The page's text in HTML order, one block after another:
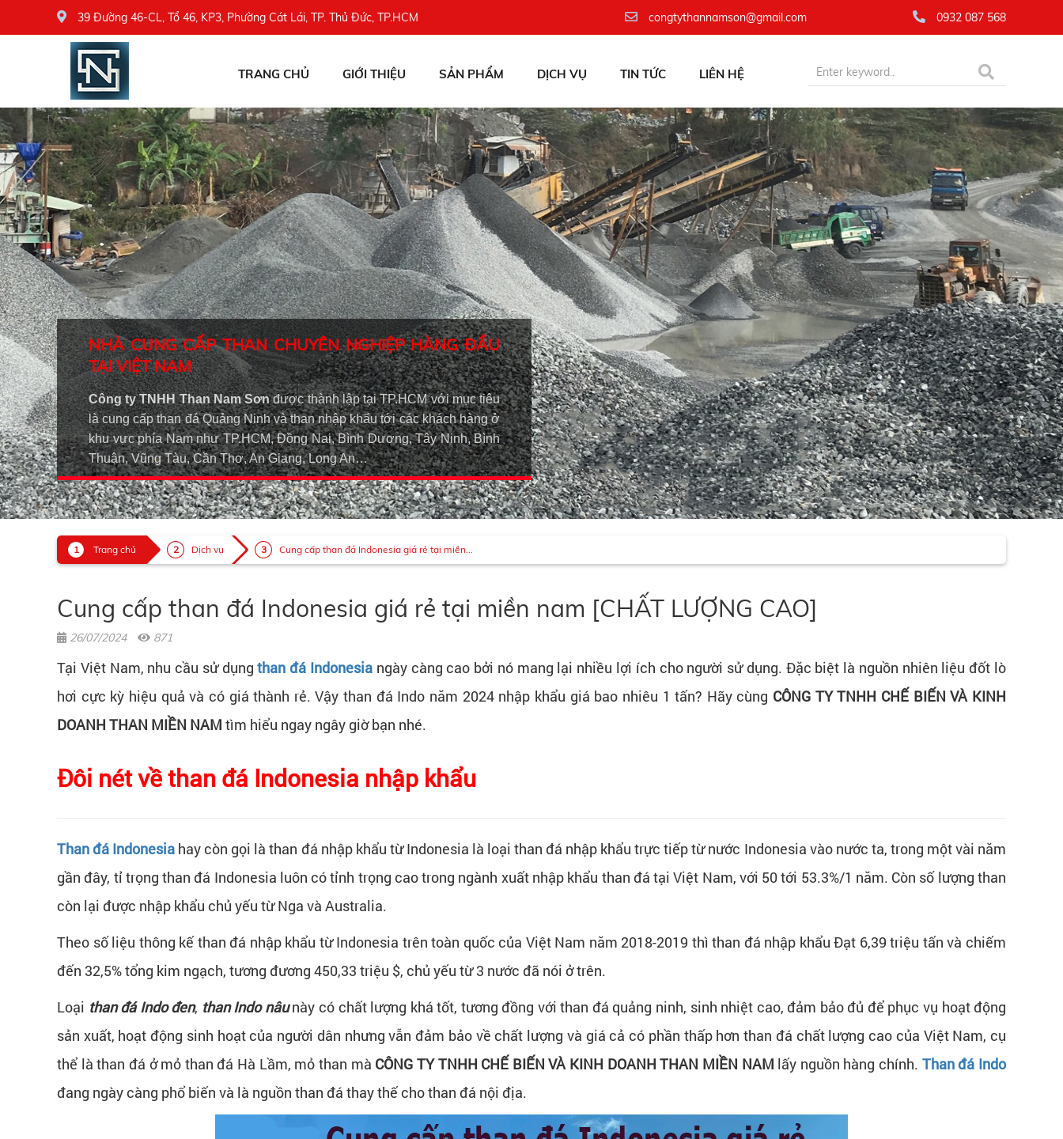
39 Đường 46-CL, Tổ 46, KP3, Phường Cát Lái, TP. Thủ Đức, TP.HCM congtythannamson@gmail.com 0932 087 568
TRANG CHỦ GIỚI THIỆU SẢN PHẨM DỊCH VỤ TIN TỨC LIÊN HỆ
NHÀ CUNG CẤP THAN CHUYÊN NGHIỆP HÀNG ĐẦU
TẠI VIỆT NAM
Công ty TNHH Than Nam Sơnđược thành lập tại TP.HCM với mục tiêu
là cung cấp than đá Quảng Ninh và than nhập khẩu tới các khách hàng ở
khu vực phía Nam như TP.HCM, Đồng Nai, Bình Dương, Tây Ninh, Bình
Thuận, Vũng Tàu, Cần Thơ, An Giang, Long An…
Trang chủ Dịch vụ Cung cấp than đá Indonesia giá rẻ tại miền...
Cung cấp than đá Indonesia giá rẻ tại miền nam [CHẤT LƯỢNG CAO]
26/07/2024 871
Tại Việt Nam, nhu cầu sử dụngthan đá Indonesiangày càng cao bởi nó mang lại nhiều lợi ích cho người sử dụng. Đặc biệt là nguồn nhiên liệu đốt lò
hơi cực kỳ hiệu quả và có giá thành rẻ. Vậy than đá Indo năm 2024 nhập khẩu giá bao nhiêu 1 tấn? Hãy cùng CÔNG TY TNHH CHẾ BIẾN VÀ KINH
DOANH THAN MIỀN NAM tìm hiểu ngay ngây giờ bạn nhé.
Đôi nét về than đá Indonesia nhập khẩu
Than đá Indonesia hay còn gọi là than đá nhập khẩu từ Indonesia là loại than đá nhập khẩu trực tiếp từ nước Indonesia vào nước ta, trong một vài năm
gần đây, tỉ trọng than đá Indonesia luôn có tỉnh trọng cao trong ngành xuất nhập khẩu than đá tại Việt Nam, với 50 tới 53.3%/1 năm. Còn số lượng than
còn lại được nhập khẩu chủ yếu từ Nga và Australia.
Theo số liệu thông kế than đá nhập khẩu từ Indonesia trên toàn quốc của Việt Nam năm 2018-2019 thì than đá nhập khẩu Đạt 6,39 triệu tấn và chiếm
đến 32,5% tổng kim ngạch, tương đương 450,33 triệu $, chủ yếu từ 3 nước đã nói ở trên.
Loại than đá Indo đen, than Indo nâunày có chất lượng khá tốt, tương đồng với than đá quảng ninh, sinh nhiệt cao, đảm bảo đủ để phục vụ hoạt động
sản xuất, hoạt động sinh hoạt của người dân nhưng vẫn đảm bảo về chất lượng và giá cả có phần thấp hơn than đá chất lượng cao của Việt Nam, cụ
thể là than đá ở mỏ than đá Hà Lầm, mỏ than mà CÔNG TY TNHH CHẾ BIẾN VÀ KINH DOANH THAN MIỀN NAM lấy nguồn hàng chính. Than đá Indo
đang ngày càng phổ biến và là nguồn than đá thay thế cho than đá nội địa.